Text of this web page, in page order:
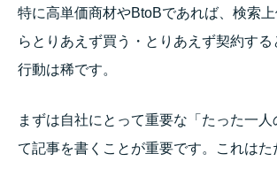
特に高単価商材やBtoBであれば、検索
らとりあえず買う・とりあえず契約す
行動は稀です。
まずは自社にとって重要な「たった一
て記事を書くことが重要です。
これはた